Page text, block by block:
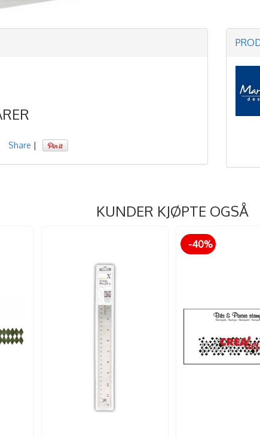
Share |
KUNDER KJØPTE OGSÅ
-40%